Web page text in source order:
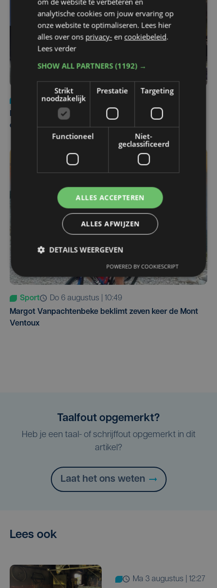
Nieuws
za 1 augustus | 22:36
Belgisch Solar Team met West-Vlamingen wint voor
eerst in VS
Sport
do 6 augustus | 10:49
Margot Vanpachtenbeke beklimt zeven keer de Mont
Ventoux
Taalfout opgemerkt?
Heb je een taal- of schrijffout opgemerkt in dit
artikel?
Laat het ons weten
Lees ook
ma 3 augustus | 12:27
analytische cookies om jouw ervaring op
onze website te optimaliseren. Lees hier
alles over ons privacy- en cookiebeleid.
Lees verder
SHOW ALL PARTNERS(1192) →
Strikt
noodzakelijk
Prestatie Targeting
Functioneel
Niet-
geclassificeerd
ALLES ACCEPTEREN
ALLES AFWIJZEN
DETAILS WEERGEVEN
POWERED BY COOKIESCRIPT